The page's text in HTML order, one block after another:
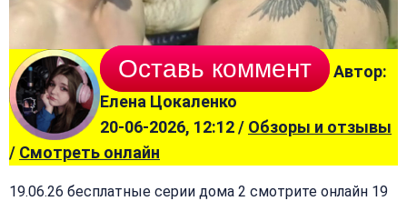
Оставь коммент
Автор:
Елена Цокаленко
20-06-2026, 12:12 / Обзоры и отзывы
/ Смотреть онлайн
19.06.26 бесплатные серии дома 2 смотрите онлайн 19